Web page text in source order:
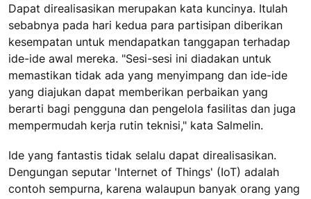
Dapat direalisasikan merupakan kata kuncinya. Itulah
sebabnya pada hari kedua para partisipan diberikan
kesempatan untuk mendapatkan tanggapan terhadap
ide-ide awal mereka. "Sesi-sesi ini diadakan untuk
memastikan tidak ada yang menyimpang dan ide-ide
yang diajukan dapat memberikan perbaikan yang
berarti bagi pengguna dan pengelola fasilitas dan juga
mempermudah kerja rutin teknisi," kata Salmelin.
Ide yang fantastis tidak selalu dapat direalisasikan.
Dengungan seputar 'Internet of Things' (IoT) adalah
contoh sempurna, karena walaupun banyak orang yang